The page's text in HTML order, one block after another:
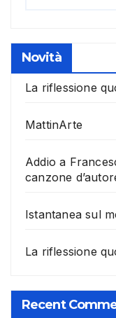
Novità
La riflessione
MattinArte
Addio a
canzone
Istantanea sul
La riflessione
Recent